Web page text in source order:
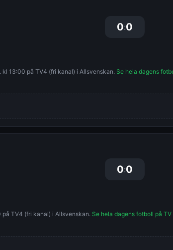
0:0
kl 13:00 på TV4 (fri kanal) i Allsvenskan. Se hela dagens
0:0
TV4 (fri kanal) i Allsvenskan. Se hela dagens fotboll på